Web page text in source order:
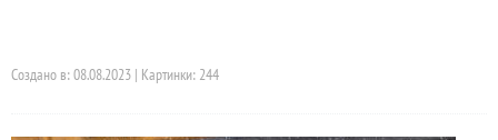
Создано в: 08.08.2023 | Картинки: 244